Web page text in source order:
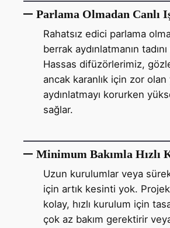
Parlama Olmadan Canlı
Rahatsız edici parlama
berrak aydınlatmanın tadını
Hassas difüzörlerimiz,
ancak karanlık için zor
aydınlatmayı korurken
sağlar.
Minimum Bakımla Hızlı
Uzun kurulumlar veya
için artık kesinti yok.
kolay, hızlı kurulum için
çok az bakım gerektirir